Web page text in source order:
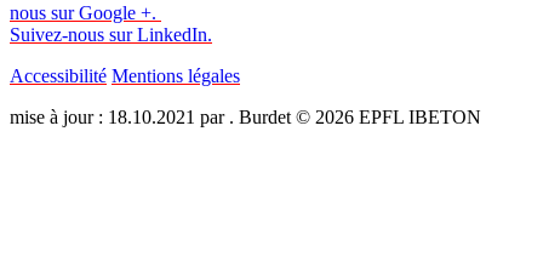
nous sur Google +.
Suivez-nous sur LinkedIn.
Accessibilité Mentions légales
mise à jour : 18.10.2021 par . Burdet © 2026 EPFL IBETON